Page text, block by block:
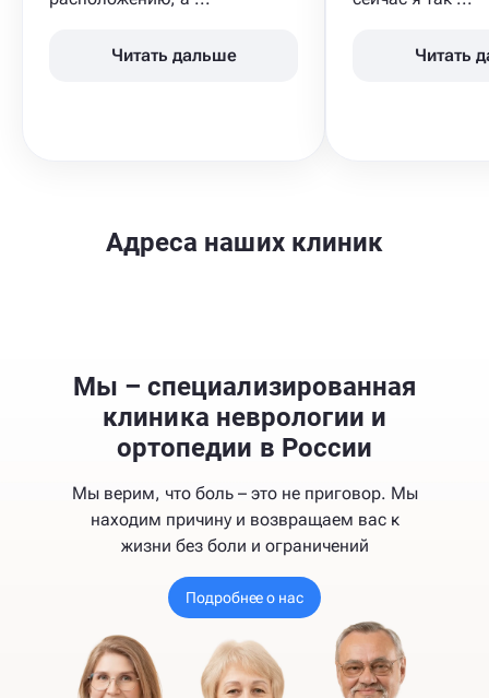
Читать дальше Читать
Адреса наших клиник
Мы – специализированная
клиника неврологии и
ортопедии в России
Мы верим, что боль – это не приговор. Мы
находим причину и возвращаем вас к
жизни без боли и ограничений
Подробнее о нас